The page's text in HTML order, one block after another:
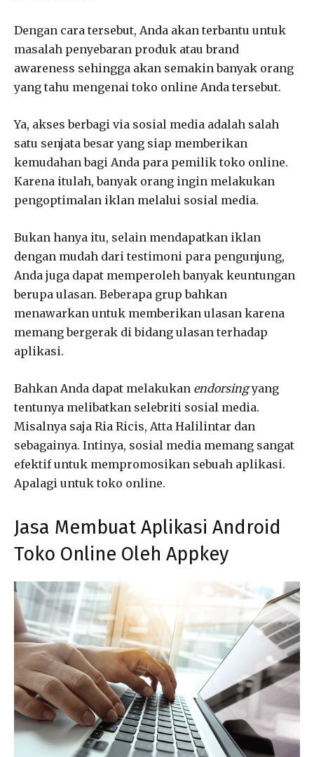
Dengan cara tersebut, Anda akan terbantu untuk
masalah penyebaran produk atau brand
awareness sehingga akan semakin banyak orang
yang tahu mengenai toko online Anda tersebut.
Ya, akses berbagi via sosial media adalah salah
satu senjata besar yang siap memberikan
kemudahan bagi Anda para pemilik toko online.
Karena itulah, banyak orang ingin melakukan
pengoptimalan iklan melalui sosial media.
Bukan hanya itu, selain mendapatkan iklan
dengan mudah dari testimoni para pengunjung,
Anda juga dapat memperoleh banyak keuntungan
berupa ulasan. Beberapa grup bahkan
menawarkan untuk memberikan ulasan karena
memang bergerak di bidang ulasan terhadap
aplikasi.
Bahkan Anda dapat melakukan endorsingyang
tentunya melibatkan selebriti sosial media.
Misalnya saja Ria Ricis, Atta Halilintar dan
sebagainya. Intinya, sosial media memang sangat
efektif untuk mempromosikan sebuah aplikasi.
Apalagi untuk toko online.
Jasa Membuat Aplikasi Android
Toko Online Oleh Appkey